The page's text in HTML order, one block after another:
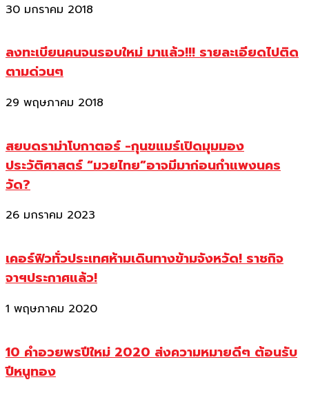
30 มกราคม 2018
ลงทะเบียนคนจนรอบใหม่ มาแล้ว!!! รายละเอียดไปติด
ตามด่วนๆ
29 พฤษภาคม 2018
สยบดราม่าโบกาตอร์ -กุนขแมร์เปิดมุมมอง
ประวัติศาสตร์ “มวยไทย”อาจมีมาก่อนกำแพงนคร
วัด?
26 มกราคม 2023
เคอร์ฟิวทั่วประเทศห้ามเดินทางข้ามจังหวัด! ราชกิจ
จาฯประกาศแล้ว!
1 พฤษภาคม 2020
10 คำอวยพรปีใหม่ 2020 ส่งความหมายดีๆ ต้อนรับ
ปีหนูทอง